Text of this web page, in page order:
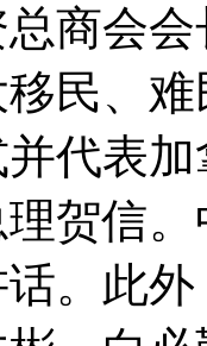
商会
民、
代表
贺信
。此